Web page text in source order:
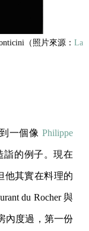
（照片來源： La
一個像 Philippe
詣的例子。現在
他其實在料理的
du Rocher 與
內度過，第一份